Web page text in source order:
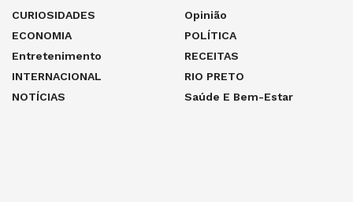
CURIOSIDADES
ECONOMIA
Entretenimento
INTERNACIONAL
NOTÍCIAS
Opinião
POLÍTICA
RECEITAS
RIO PRETO
Saúde E Bem-Estar